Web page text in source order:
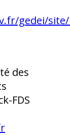
gedei/
des
FDS